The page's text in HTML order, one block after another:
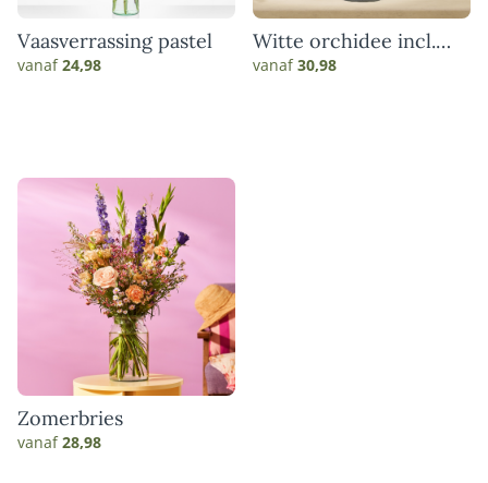
Vaasverrassing pastel
vanaf24,98
Witte orchidee incl.
pot
vanaf30,98
Zomerbries
vanaf28,98